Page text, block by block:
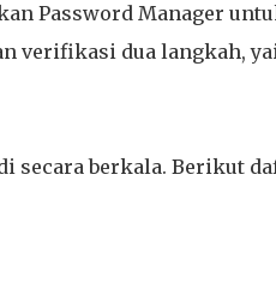
Password Manager
verifikasi dua langkah,
secara berkala. Berikut